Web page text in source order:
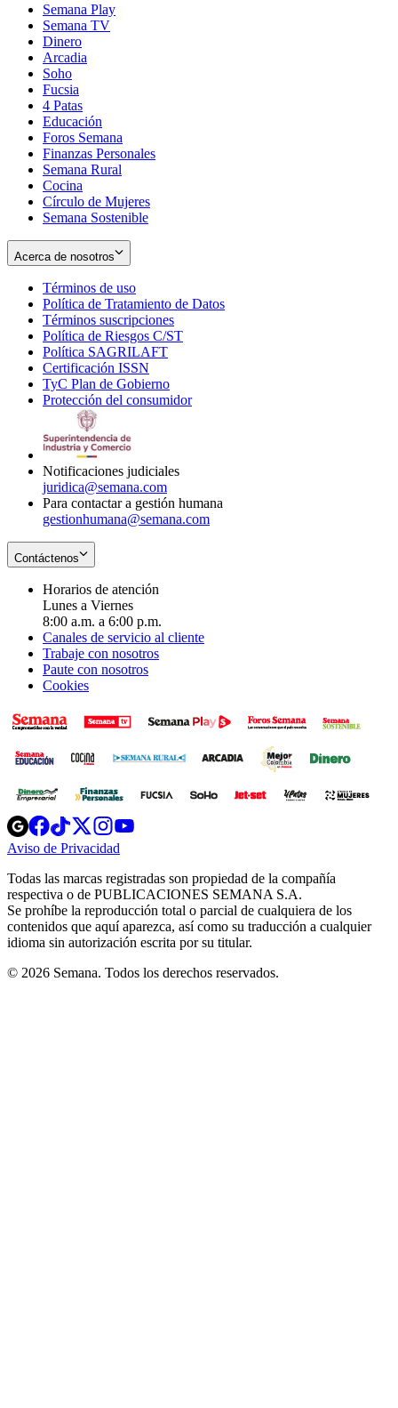
Semana Play
Semana TV
Dinero
Arcadia
Soho
in
new
window
Fucsia
in
new
window
4 Patas
Educación
Foros Semana
Finanzas Personales
Semana Rural
Cocina
Círculo de Mujeres
Semana Sostenible
Acerca de nosotros
Términos de uso
in
new
window
Política de Tratamiento de Datos
Términos suscripciones
in
Política de Riesgos C/ST
Política SAGRILAFT
new
window
Certificación ISSN
in
new
TyC Plan de Gobierno
in
Protección del consumidorOpens
Notificaciones judiciales
juridica@semana.com
Para contactar a gestión humana
gestionhumana@semana.com
Contáctenos
Horarios de atención
Lunes a Viernes
8:00 a.m. a 6:00 p.m.
Canales de servicio al cliente
Trabaje con nosotros
Paute con nosotros
Cookies
Opens
in
new
Opens
in
new
Opens
in
new
window
Opens
new
windowwindow
Aviso de Privacidad
new
window
Todas las marcas registradas son propiedad de la compañía
respectiva o de PUBLICACIONES SEMANA S.A.
Se prohíbe la reproducción total o parcial de cualquiera de los
contenidos que aquí aparezca, así como su traducción a cualquier
idioma sin autorización escrita por su titular.
© 2026 Semana. Todos los derechos reservados.